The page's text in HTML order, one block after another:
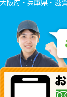
大阪府・兵庫県・滋